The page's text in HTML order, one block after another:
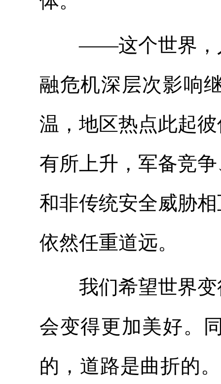
——这个世界，人
融危机深层次影响
温，地区热点此起
有所上升，军备竞
和非传统安全威胁
依然任重道远。
我们希望世界变
会变得更加美好。
的，道路是曲折的